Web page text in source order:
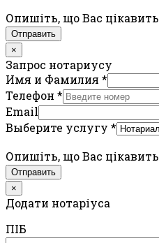
Опишіть, що Вас цікавить
Отправить
×
Запрос нотариусу
Имя и Фамилия *
Телефон *
Email
Выберите услугу *
Опишіть, що Вас цікавить
Отправить
×
Додати нотаріуса
ПIБ